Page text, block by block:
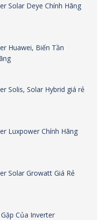
Solar Deye Chính Hãng
Huawei, Biến Tần
Solis, Solar Hybrid giá rẻ
Luxpower Chính Hãng
Solar Growatt Giá Rẻ
Của Inverter